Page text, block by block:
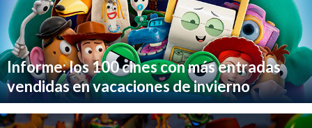
Informe: los 100 cines con más entradas
vendidas en vacaciones de invierno